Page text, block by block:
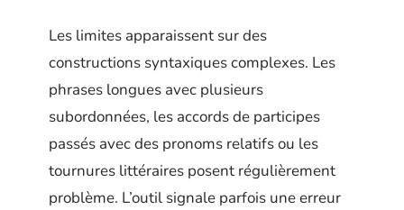
Les limites apparaissent sur des
constructions syntaxiques complexes. Les
phrases longues avec plusieurs
subordonnées, les accords de participes
passés avec des pronoms relatifs ou les
tournures littéraires posent régulièrement
problème. L’outil signale parfois une erreur